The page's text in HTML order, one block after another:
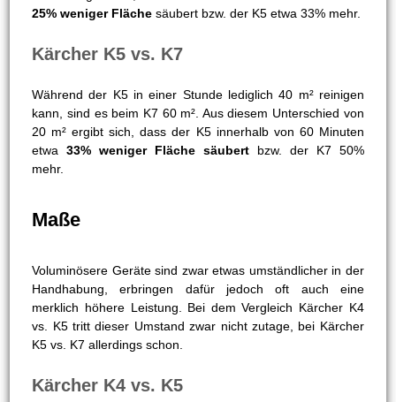
das richtige ist, sollten sie auch überlegen, welche Größe
eher klein, genügt oftmals auch ein eher kleines Gerät,
Kärcher K4 vs. K5
Während der K4 in einer Stunde lediglich 30 m² reinigen
kann, sind es beim K5 40 m². Aus diesem Unterschied von
25% weniger Fläche
Während der K5 in einer Stunde lediglich 40 m² reinigen
kann, sind es beim K7 60 m². Aus diesem Unterschied von
20 m² ergibt sich, dass der K5 innerhalb von 60 Minuten
etwa 33% weniger Fläche säubert